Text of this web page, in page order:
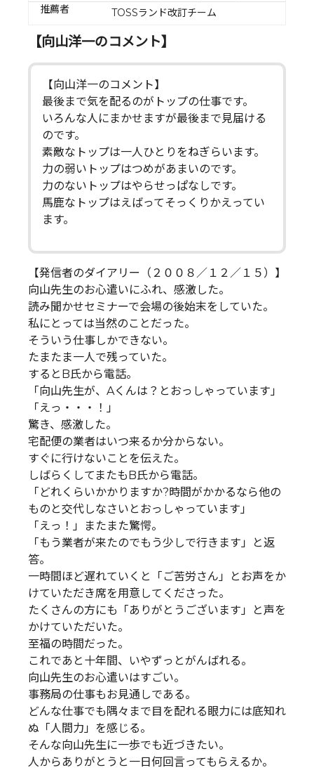
推薦者 TOSSランド改訂チーム
【向山洋一のコメント】
【向山洋一のコメント】
最後まで気を配るのがトップの仕事です。
いろんな人にまかせますが最後まで見届ける
のです。
素敵なトップは一人ひとりをねぎらいます。
力の弱いトップはつめがあまいのです。
力のないトップはやらせっぱなしです。
馬鹿なトップはえばってそっくりかえってい
ます。
【発信者のダイアリー（２００８／１２／１５）】
向山先生のお心遣いにふれ、感激した。
読み聞かせセミナーで会場の後始末をしていた。
私にとっては当然のことだった。
そういう仕事しかできない。
たまたま一人で残っていた。
するとB氏から電話。
「向山先生が、Aくんは？とおっしゃっています」
「えっ・・・！」
驚き、感激した。
宅配便の業者はいつ来るか分からない。
すぐに行けないことを伝えた。
しばらくしてまたもB氏から電話。
「どれくらいかかりますか?時間がかかるなら他の
ものと交代しなさいとおっしゃっています」
「えっ！」またまた驚愕。
「もう業者が来たのでもう少しで行きます」と返
答。
一時間ほど遅れていくと「ご苦労さん」とお声をか
けていただき席を用意してくださった。
たくさんの方にも「ありがとうございます」と声を
かけていただいた。
至福の時間だった。
これであと十年間、いやずっとがんばれる。
向山先生のお心遣いはすごい。
事務局の仕事もお見通しである。
どんな仕事でも隅々まで目を配れる眼力には底知れ
ぬ「人間力」を感じる。
そんな向山先生に一歩でも近づきたい。
人からありがとうと一日何回言ってもらえるか。